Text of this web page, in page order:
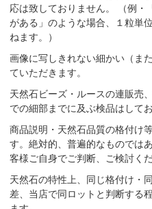
応は致しておりません。 （例・
がある」のような場合、１粒単
ねます。）
画像に写しきれない細かい（ま
ていただきます。
天然石ビーズ・ルースの連販売
での細部までに及ぶ検品はして
商品説明・天然石品質の格付け
す。絶対的、普遍的なものでは
客様ご自身でご判断、ご検討くだ
天然石の特性上、同じ格付け・
差、当店で同ロットと判断する